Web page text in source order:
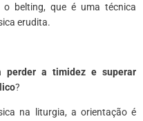
o belting, que é uma técnica
erudita.
a timidez e superar
?
na liturgia, a orientação é